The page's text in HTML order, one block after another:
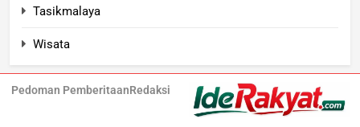
Tasikmalaya
Wisata
Pedoman PemberitaanRedaksi